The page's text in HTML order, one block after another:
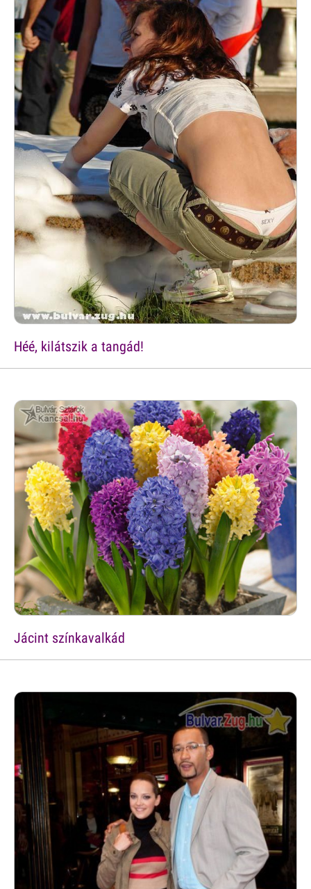
Héé, kilátszik a tangád!
Jácint színkavalkád